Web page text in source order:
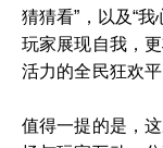
猜猜看”，以及“
玩家展现自我，
活力的全民狂欢平
值得一提的是，